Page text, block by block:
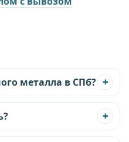
металла в СПб? +
+